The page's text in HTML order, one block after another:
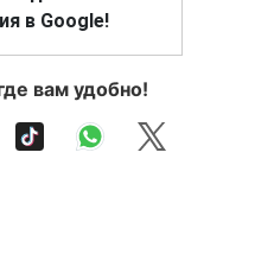
в Google!
вам удобно!